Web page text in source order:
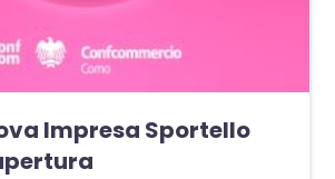
Impresa Sportello